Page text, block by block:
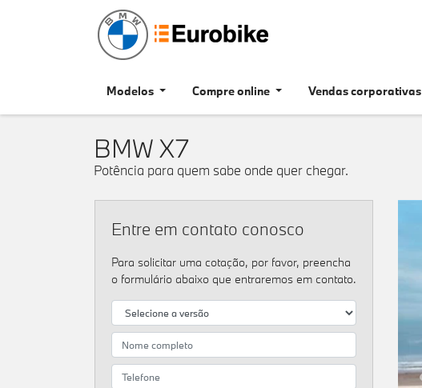
Modelos Compre online Vendas corporativas
BMW X7
Potência para quem sabe onde quer chegar.
Entre em contato conosco
Para solicitar uma cotação, por favor, preencha
o formulário abaixo que entraremos em contato.